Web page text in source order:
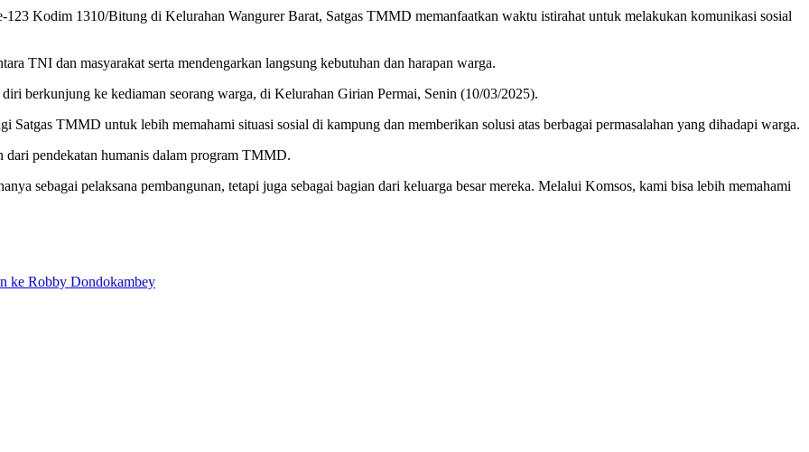
Kodim 1310/Bitung di Kelurahan Wangurer Barat, Satgas TMMD memanfaatkan waktu istirahat untuk melakukan komunikasi sosial
TNI dan masyarakat serta mendengarkan langsung kebutuhan dan harapan warga.
berkunjung ke kediaman seorang warga, di Kelurahan Girian Permai, Senin (10/03/2025).
Satgas TMMD untuk lebih memahami situasi sosial di kampung dan memberikan solusi atas berbagai permasalahan yang dihadapi warga.
dari pendekatan humanis dalam program TMMD.
sebagai pelaksana pembangunan, tetapi juga sebagai bagian dari keluarga besar mereka. Melalui Komsos, kami bisa lebih memahami
ke Robby Dondokambey